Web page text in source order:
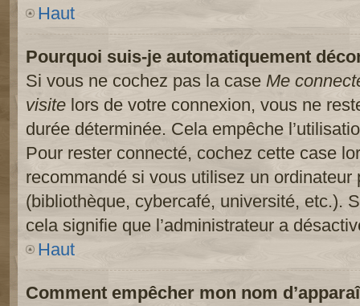
Haut
Pourquoi suis-je automatiquement
Si vous ne cochez pas la case Me
visite lors de votre connexion, vous ne
durée déterminée. Cela empêche
Pour rester connecté, cochez cette case
recommandé si vous utilisez un
(bibliothèque, cybercafé, université, etc.).
cela signifie que l’administrateur a
Haut
Comment empêcher mon nom